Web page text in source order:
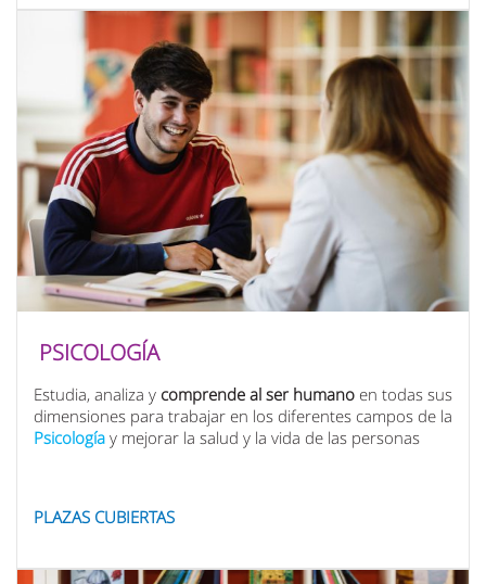
PSICOLOGÍA
Estudia, analiza y comprende al ser humano en todas sus
dimensiones para trabajar en los diferentes campos de la
Psicología y mejorar la salud y la vida de las personas
PLAZAS CUBIERTAS